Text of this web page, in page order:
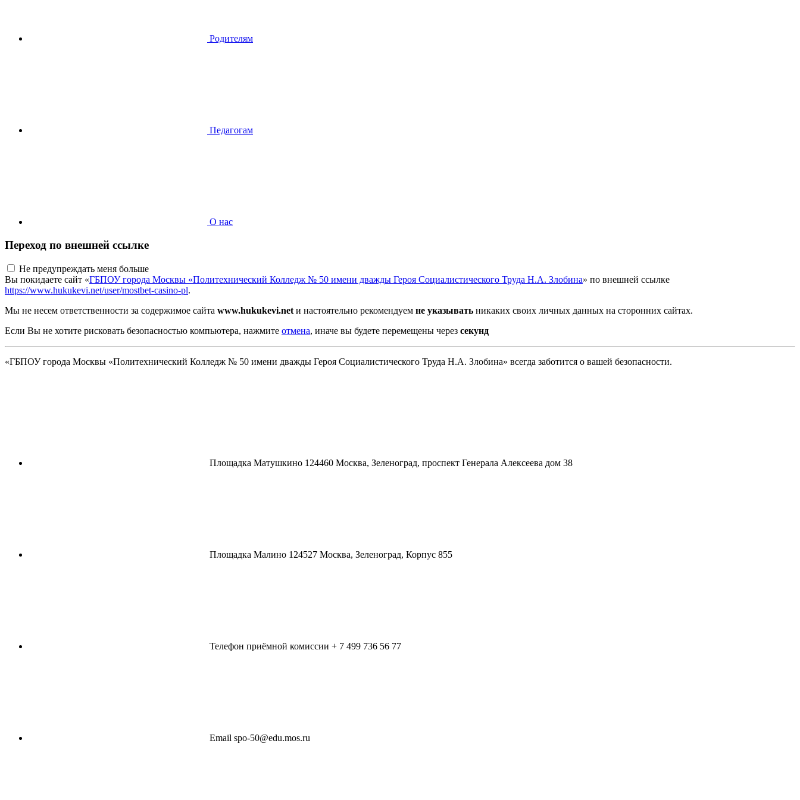
Родителям
Педагогам
О нас
Переход по внешней ссылке
Не предупреждать меня больше
Вы покидаете сайт «ГБПОУ города Москвы «Политехнический Колледж № 50 имени дважды Героя Социалистического Труда Н.А. Злобина» по внешней ссылке
https://www.hukukevi.net/user/mostbet-casino-pl.
Мы не несем ответственности за содержимое сайта www.hukukevi.netи настоятельно рекомендуем не указывать никаких своих личных данных на сторонних сайтах.
Если Вы не хотите рисковать безопасностью компьютера, нажмите отмена, иначе вы будете перемещены через секунд
«ГБПОУ города Москвы «Политехнический Колледж № 50 имени дважды Героя Социалистического Труда Н.А. Злобина» всегда заботится о вашей безопасности.
Площадка Матушкино 124460 Москва, Зеленоград, проспект Генерала Алексеева дом 38
Площадка Малино 124527 Москва, Зеленоград, Корпус 855
Телефон приёмной комиссии + 7 499 736 56 77
Email spo-50@edu.mos.ru